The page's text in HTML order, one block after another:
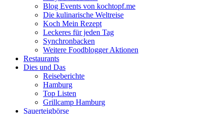
Blog Events von kochtopf.me
Die kulinarische Weltreise
Koch Mein Rezept
Leckeres für jeden Tag
Synchronbacken
Weitere Foodblogger Aktionen
Restaurants
Dies und Das
Reiseberichte
Hamburg
Top Listen
Grillcamp Hamburg
Sauerteigbörse